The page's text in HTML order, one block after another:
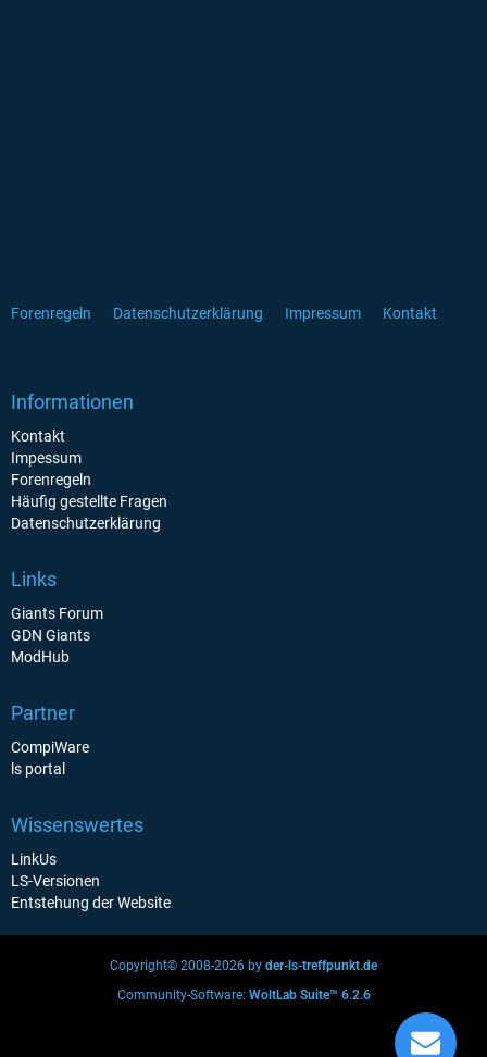
Forenregeln Datenschutzerklärung Impressum Kontakt
Informationen
Kontakt
Impessum
Forenregeln
Häufig gestellte Fragen
Datenschutzerklärung
Links
Giants Forum
GDN Giants
ModHub
Partner
CompiWare
ls portal
Wissenswertes
LinkUs
LS-Versionen
Entstehung der Website
Copyright© 2008-2026 by der-ls-treffpunkt.de
Community-Software: WoltLab Suite™ 6.2.6